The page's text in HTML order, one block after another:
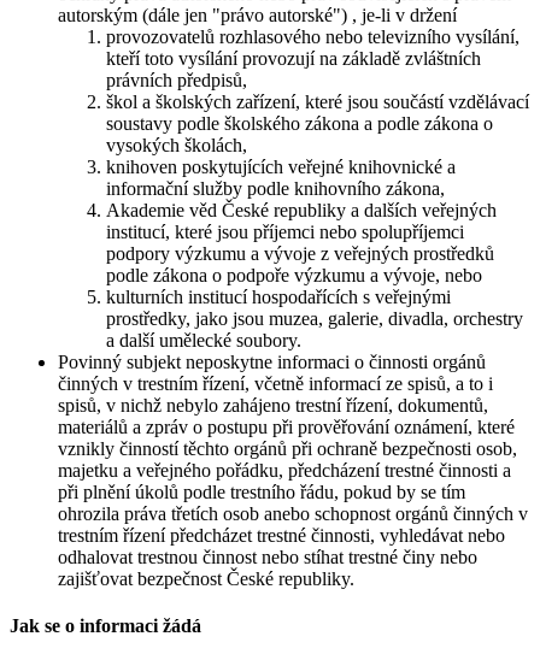
autorským (dále jen "právo autorské") , je-li v držení
provozovatelů rozhlasového nebo televizního vysílání,
kteří toto vysílání provozují na základě zvláštních
právních předpisů,
škol a školských zařízení, které jsou součástí vzdělávací
soustavy podle školského zákona a podle zákona o
vysokých školách,
knihoven poskytujících veřejné knihovnické a
informační služby podle knihovního zákona,
Akademie věd České republiky a dalších veřejných
institucí, které jsou příjemci nebo spolupříjemci
podpory výzkumu a vývoje z veřejných prostředků
podle zákona o podpoře výzkumu a vývoje, nebo
kulturních institucí hospodařících s veřejnými
prostředky, jako jsou muzea, galerie, divadla, orchestry
a další umělecké soubory.
Povinný subjekt neposkytne informaci o činnosti orgánů
činných v trestním řízení, včetně informací ze spisů, a to i
spisů, v nichž nebylo zahájeno trestní řízení, dokumentů,
materiálů a zpráv o postupu při prověřování oznámení, které
vznikly činností těchto orgánů při ochraně bezpečnosti osob,
majetku a veřejného pořádku, předcházení trestné činnosti a
při plnění úkolů podle trestního řádu, pokud by se tím
ohrozila práva třetích osob anebo schopnost orgánů činných v
trestním řízení předcházet trestné činnosti, vyhledávat nebo
odhalovat trestnou činnost nebo stíhat trestné činy nebo
zajišťovat bezpečnost České republiky.
Jak se o informaci žádá